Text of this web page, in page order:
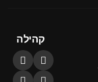
קהילה